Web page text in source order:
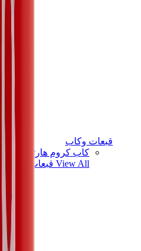
قبعات وكاب
كاب كروم هارتس
View All قبعات وكاب